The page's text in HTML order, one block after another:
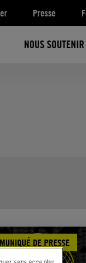
Presse
NOUS SOUTENIR
DE PRESSE